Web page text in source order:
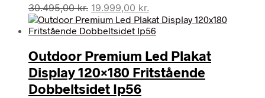
30.495,00kr. Den
oprindelige
pris
30.495,00 kr..
19.999,00 kr.
aktuelle
pris
19.999,00 kr..
Outdoor Premium Led Plakat
Display 120×180 Fritstående
Dobbeltsidet Ip56